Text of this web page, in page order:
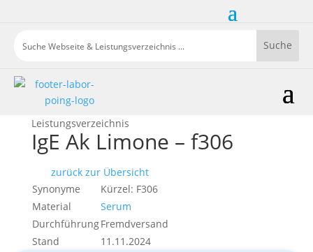
Leistungsverzeichnis
IgE Ak Limone – f306
zurück zur Übersicht
Synonyme
Kürzel: F306
Material
Serum
DurchführungFremdversand
Stand
11.11.2024